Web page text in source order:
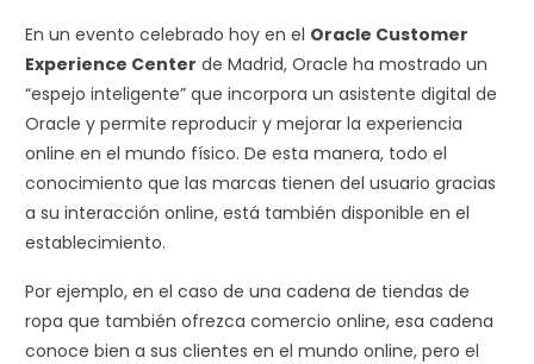
En un evento celebrado hoy en el Oracle Customer
Experience Center de Madrid, Oracle ha mostrado un
“espejo inteligente” que incorpora un asistente digital de
Oracle y permite reproducir y mejorar la experiencia
online en el mundo físico. De esta manera, todo el
conocimiento que las marcas tienen del usuario gracias
a su interacción online, está también disponible en el
establecimiento.
Por ejemplo, en el caso de una cadena de tiendas de
ropa que también ofrezca comercio online, esa cadena
conoce bien a sus clientes en el mundo online, pero el